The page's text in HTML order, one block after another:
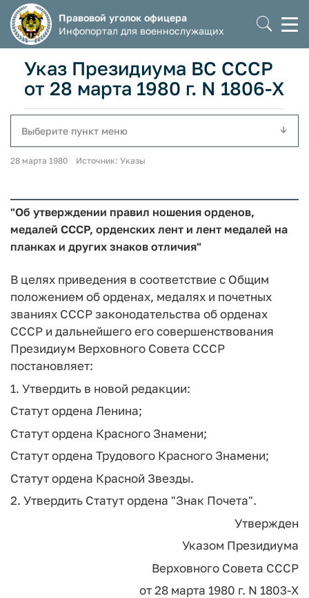
Правовой уголок офицера
Инфопортал для военнослужащих
Указ Президиума ВС СССР
от 28 марта 1980 г. N 1806-Х
Выберите пункт меню
28 марта 1980 Источник: Указы
"Об утверждении правил ношения орденов,
медалей СССР, орденских лент и лент медалей на
планках и других знаков отличия"
В целях приведения в соответствие с Общим
положением об орденах, медалях и почетных
званиях СССР законодательства об орденах
СССР и дальнейшего его совершенствования
Президиум Верховного Совета СССР
постановляет:
1. Утвердить в новой редакции:
Статут ордена Ленина;
Статут ордена Красного Знамени;
Статут ордена Трудового Красного Знамени;
Статут ордена Красной Звезды.
2. Утвердить Статут ордена "Знак Почета".
Утвержден
Указом Президиума
Верховного Совета СССР
от 28 марта 1980 г. N 1803-X